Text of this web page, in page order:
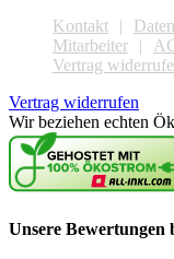
Kontakt
Mitarbeiter
Vertrag
Vertrag widerrufen
Wir beziehen echten
Unsere Bewertungen